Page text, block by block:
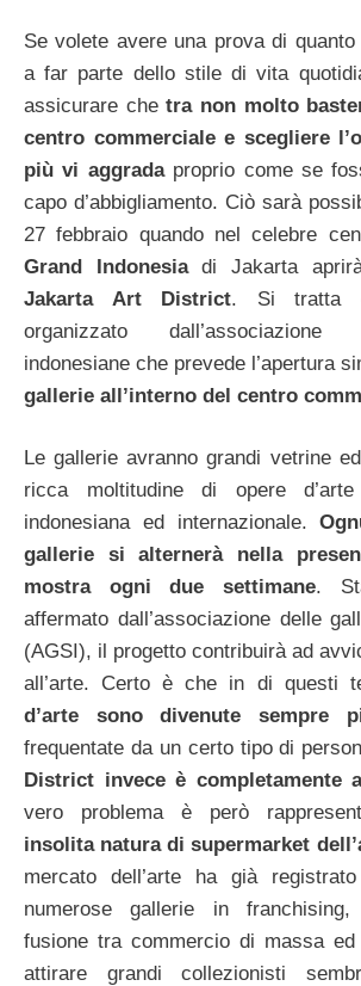
Se volete avere una prova di quanto
a far parte dello stile di vita
assicurare chetra non molto
centro commerciale e scegliere
più vi aggradaproprio come se
capo d’abbigliamento. Ciò sarà
27 febbraio quando nel celebre
Grand Indonesiadi Jakarta
Jakarta Art District. Si tratta
organizzato
indonesiane che prevede l’apertura
gallerie all’interno del centro
Le gallerie avranno grandi vetrine
ricca moltitudine di opere d’arte
indonesiana ed internazionale.
gallerie si alternerà nella
mostra ogni due settimane.
affermato dall’associazione delle
(AGSI), il progetto contribuirà ad
all’arte. Certo è che in di questi
d’arte sono divenute sempre
frequentate da un certo tipo di
District invece è completamente
vero problema è però
insolita natura di supermarket
mercato dell’arte ha già
numerose gallerie in
fusione tra commercio di massa
attirare grandi collezionisti